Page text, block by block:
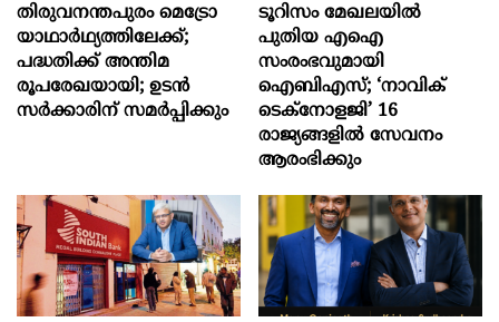
തിരുവനന്തപുരം മെട്രോ
യാഥാർഥ്യത്തിലേക്ക്;
പദ്ധതിക്ക് അന്തിമ
രൂപരേഖയായി; ഉടൻ
സർക്കാരിന് സമർപ്പിക്കും
ടൂറിസം മേഖലയിൽ
പുതിയ എഐ
സംരംഭവുമായി
ഐബിഎസ്; ‘നാവിക്
ടെക്‌നോളജി’ 16
രാജ്യങ്ങളിൽ സേവനം
ആരംഭിക്കും